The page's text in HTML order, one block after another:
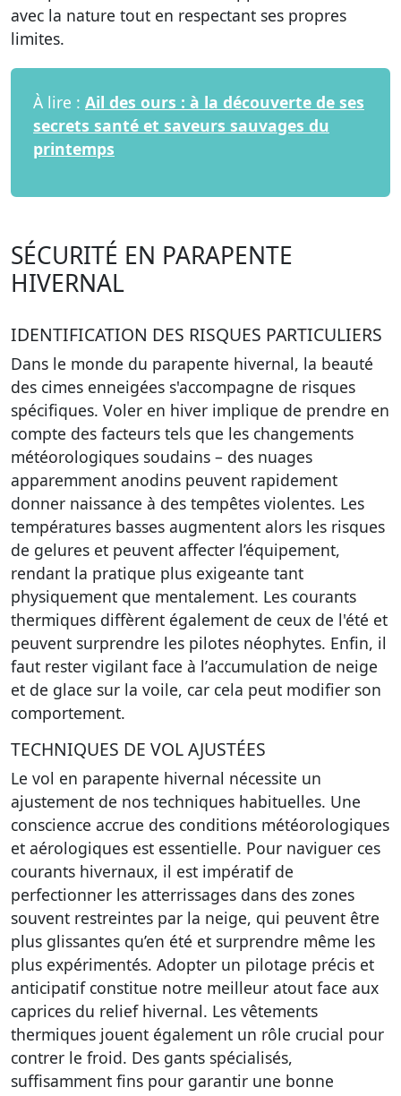
avec la nature tout en respectant ses propres
limites.
À lire : Ail des ours : à la découverte de ses
secrets santé et saveurs sauvages du
printemps
SÉCURITÉ EN PARAPENTE
HIVERNAL
IDENTIFICATION DES RISQUES PARTICULIERS
Dans le monde du parapente hivernal, la beauté
des cimes enneigées s'accompagne de risques
spécifiques. Voler en hiver implique de prendre en
compte des facteurs tels que les changements
météorologiques soudains – des nuages
apparemment anodins peuvent rapidement
donner naissance à des tempêtes violentes. Les
températures basses augmentent alors les risques
de gelures et peuvent affecter l’équipement,
rendant la pratique plus exigeante tant
physiquement que mentalement. Les courants
thermiques diffèrent également de ceux de l'été et
peuvent surprendre les pilotes néophytes. Enfin, il
faut rester vigilant face à l’accumulation de neige
et de glace sur la voile, car cela peut modifier son
comportement.
TECHNIQUES DE VOL AJUSTÉES
Le vol en parapente hivernal nécessite un
ajustement de nos techniques habituelles. Une
conscience accrue des conditions météorologiques
et aérologiques est essentielle. Pour naviguer ces
courants hivernaux, il est impératif de
perfectionner les atterrissages dans des zones
souvent restreintes par la neige, qui peuvent être
plus glissantes qu’en été et surprendre même les
plus expérimentés. Adopter un pilotage précis et
anticipatif constitue notre meilleur atout face aux
caprices du relief hivernal. Les vêtements
thermiques jouent également un rôle crucial pour
contrer le froid. Des gants spécialisés,
suffisamment fins pour garantir une bonne